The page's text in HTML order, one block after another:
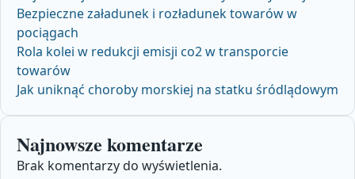
Bezpieczne załadunek i rozładunek towarów w
pociągach
Rola kolei w redukcji emisji co2 w transporcie
towarów
Jak uniknąć choroby morskiej na statku śródlądowym
Najnowsze komentarze
Brak komentarzy do wyświetlenia.